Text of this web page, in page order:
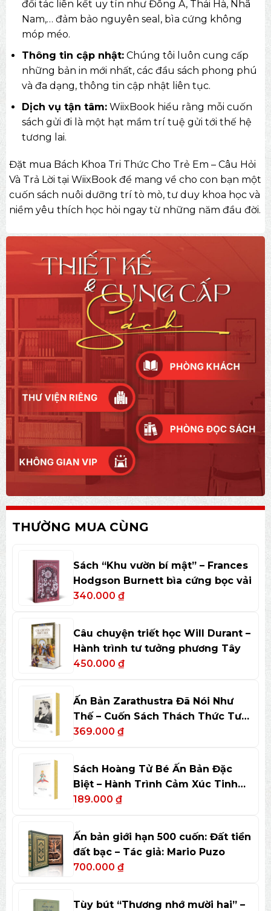
đối tác liên kết uy tín như Đông A, Thái Hà, Nhã
Nam,… đảm bảo nguyên seal, bìa cứng không
móp méo.
Thông tin cập nhật:Chúng tôi luôn cung cấp
những bản in mới nhất, các đầu sách phong phú
và đa dạng, thông tin cập nhật liên tục.
Dịch vụ tận tâm:WiixBook hiểu rằng mỗi cuốn
sách gửi đi là một hạt mầm trí tuệ gửi tới thế hệ
tương lai.
Đặt mua Bách Khoa Tri Thức Cho Trẻ Em – Câu Hỏi
Và Trả Lời tại WiixBook để mang về cho con bạn một
cuốn sách nuôi dưỡng trí tò mò, tư duy khoa học và
niềm yêu thích học hỏi ngay từ những năm đầu đời.
THƯỜNG MUA CÙNG
Sách “Khu vườn bí mật” – Frances
Hodgson Burnett bìa cứng bọc vải
340.000 ₫
Câu chuyện triết học Will Durant –
Hành trình tư tưởng phương Tây
450.000 ₫
Ấn Bản Zarathustra Đã Nói Như
Thế – Cuốn Sách Thách Thức Tư
Duy
369.000 ₫
Sách Hoàng Tử Bé Ấn Bản Đặc
Biệt – Hành Trình Cảm Xúc Tinh
Tế
189.000 ₫
Ấn bản giới hạn 500 cuốn: Đất tiền
đất bạc – Tác giả: Mario Puzo
700.000 ₫
Tùy bút “Thương nhớ mười hai” –